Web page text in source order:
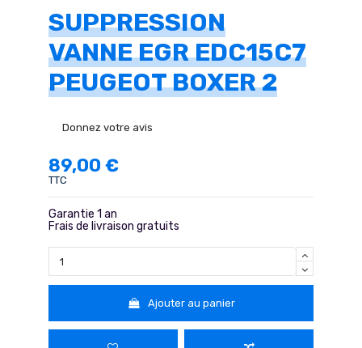
SUPPRESSION
VANNE EGR EDC15C7
PEUGEOT BOXER 2
Donnez votre avis
89,00 €
TTC
Garantie 1 an
Frais de livraison gratuits
Ajouter au panier